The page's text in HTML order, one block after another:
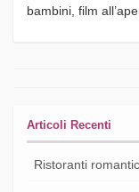
bambini, film
Articoli Recenti
Ristoranti